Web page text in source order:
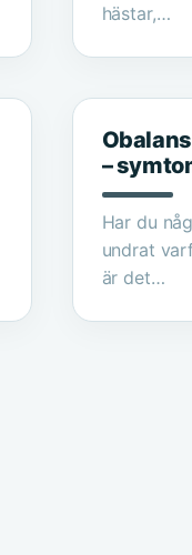
hästar,…
–
Har du
undrat
är det…